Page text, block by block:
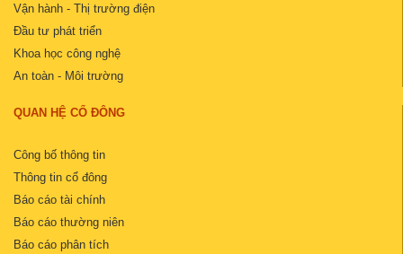
Vận hành - Thị trường điện
Đầu tư phát triển
Khoa học công nghệ
An toàn - Môi trường
QUAN HỆ CỔ ĐÔNG
Công bố thông tin
Thông tin cổ đông
Báo cáo tài chính
Báo cáo thường niên
Báo cáo phân tích